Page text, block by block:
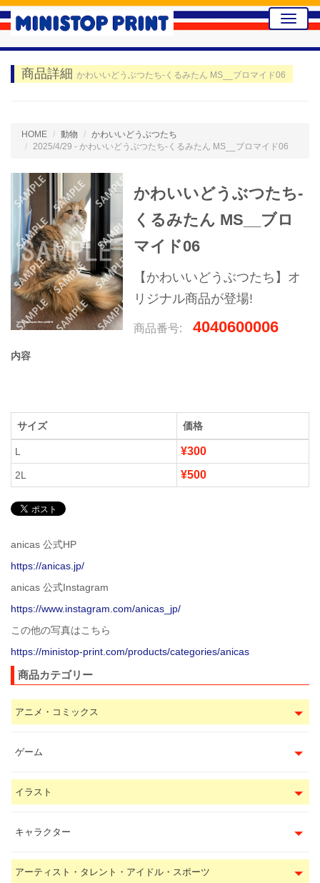
Toggle
商品詳細 かわいいどうぶつたち-くるみたん MS__ブロマイド06
HOME 動物
かわいいどうぶつたち
2025/4/29 - かわいいどうぶつたち-くるみたん MS__ブロマイド06
かわいいどうぶつたち-
くるみたん MS__ブロ
マイド06
【かわいいどうぶつたち】オ
リジナル商品が登場!
商品番号: 4040600006
内容
サイズ 価格
L ¥300
2L ¥500
anicas 公式HP
https://anicas.jp/
anicas 公式Instagram
https://www.instagram.com/anicas_jp/
この他の写真はこちら
https://ministop-print.com/products/categories/anicas
商品カテゴリー
アニメ・コミックス
ゲーム
イラスト
キャラクター
アーティスト・タレント・アイドル・スポーツ